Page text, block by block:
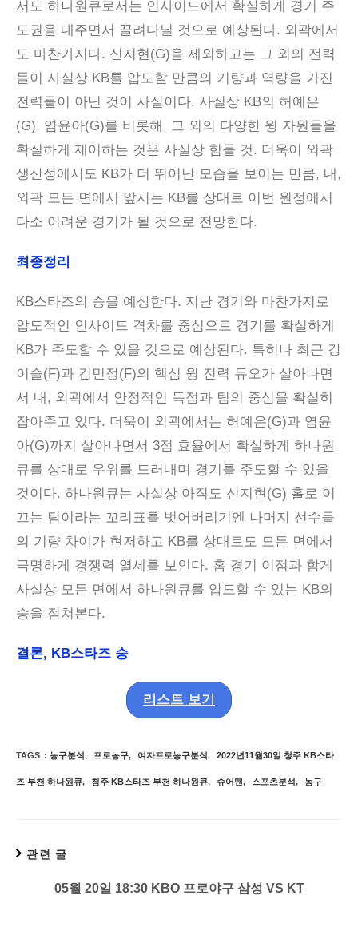
서도 하나원큐로서는 인사이드에서 확실하게 경기 주
도권을 내주면서 끌려다닐 것으로 예상된다. 외곽에서
도 마찬가지다. 신지현(G)을 제외하고는 그 외의 전력
들이 사실상 KB를 압도할 만큼의 기량과 역량을 가진
전력들이 아닌 것이 사실이다. 사실상 KB의 허예은
(G), 염윤아(G)를 비롯해, 그 외의 다양한 윙 자원들을
확실하게 제어하는 것은 사실상 힘들 것. 더욱이 외곽
생산성에서도 KB가 더 뛰어난 모습을 보이는 만큼, 내,
외곽 모든 면에서 앞서는 KB를 상대로 이번 원정에서
다소 어려운 경기가 될 것으로 전망한다.
최종정리
KB스타즈의 승을 예상한다. 지난 경기와 마찬가지로
압도적인 인사이드 격차를 중심으로 경기를 확실하게
KB가 주도할 수 있을 것으로 예상된다. 특히나 최근 강
이슬(F)과 김민정(F)의 핵심 윙 전력 듀오가 살아나면
서 내, 외곽에서 안정적인 득점과 팀의 중심을 확실히
잡아주고 있다. 더욱이 외곽에서는 허예은(G)과 염윤
아(G)까지 살아나면서 3점 효율에서 확실하게 하나원
큐를 상대로 우위를 드러내며 경기를 주도할 수 있을
것이다. 하나원큐는 사실상 아직도 신지현(G) 홀로 이
끄는 팀이라는 꼬리표를 벗어버리기엔 나머지 선수들
의 기량 차이가 현저하고 KB를 상대로도 모든 면에서
극명하게 경쟁력 열세를 보인다. 홈 경기 이점과 함게
사실상 모든 면에서 하나원큐를 압도할 수 있는 KB의
승을 점쳐본다.
결론, KB스타즈 승
리스트 보기
TAGS : 농구분석, 프로농구, 여자프로농구분석, 2022년11월30일 청주 KB스타
즈 부천 하나원큐, 청주 KB스타즈 부천 하나원큐, 슈어맨, 스포츠분석, 농구
관련 글
05월 20일 18:30 KBO 프로야구 삼성 VS KT